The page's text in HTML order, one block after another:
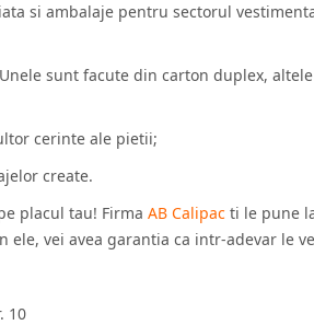
si ambalaje pentru sectorul
sunt facute din carton duplex,
cerinte ale pietii;
create.
placul tau! Firma AB Calipac ti le pune
ele, vei avea garantia ca intr-adevar le
10